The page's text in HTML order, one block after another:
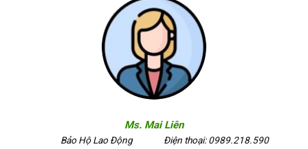
Ms. Mai Liên
Bảo Hộ Lao Động Điện thoại: 0989.218.590